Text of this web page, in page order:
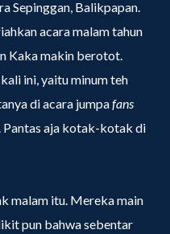
Sepinggan, Balikpapan.
acara malam tahun
Kaka makin berotot.
ini, yaitu minum teh
di acara jumpafans
Pantas aja kotak-kotak di
malam itu. Mereka main
pun bahwa sebentar